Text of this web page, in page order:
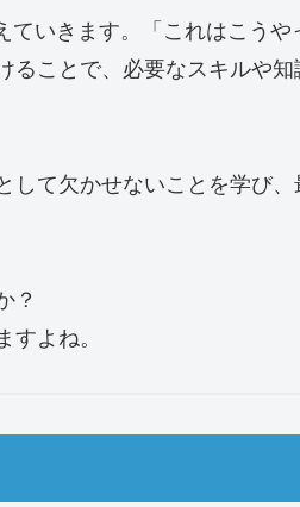
いきます。「これはこうや
ることで、必要なスキルや
して欠かせないことを学び
？
よね。